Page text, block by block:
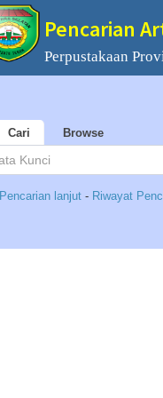
Pencarian
Perpustakaan
Cari Browse
Pencarian lanjut - Riwayat